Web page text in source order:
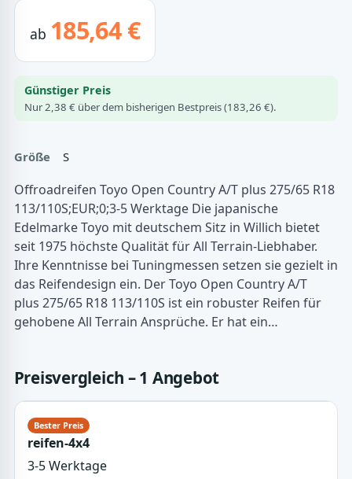
ab 185,64 €
Günstiger Preis
Nur 2,38 € über dem bisherigen Bestpreis (183,26 €).
Größe S
Offroadreifen Toyo Open Country A/T plus 275/65 R18
113/110S;EUR;0;3-5 Werktage Die japanische
Edelmarke Toyo mit deutschem Sitz in Willich bietet
seit 1975 höchste Qualität für All Terrain-Liebhaber.
Ihre Kenntnisse bei Tuningmessen setzen sie gezielt in
das Reifendesign ein. Der Toyo Open Country A/T
plus 275/65 R18 113/110S ist ein robuster Reifen für
gehobene All Terrain Ansprüche. Er hat ein…
Preisvergleich – 1 Angebot
reifen-4x4
3-5 Werktage